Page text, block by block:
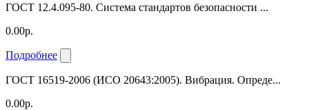
ГОСТ 12.4.095-80. Система стандартов безопасности ...
0.00р.
Подробнее
ГОСТ 16519-2006 (ИСО 20643:2005). Вибрация. Опреде...
0.00р.